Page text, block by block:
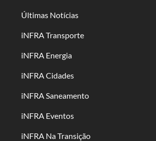
Últimas Notícias
iNFRA Transporte
iNFRA Energia
iNFRA Cidades
iNFRA Saneamento
iNFRA Eventos
iNFRA Na Transição